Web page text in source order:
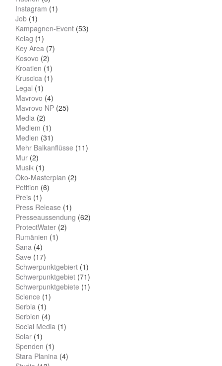
Instagram (1)
Job (1)
Kampagnen-Event (53)
Kelag (1)
Key Area (7)
Kosovo (2)
Kroatien (1)
Kruscica (1)
Legal (1)
Mavrovo (4)
Mavrovo NP (25)
Media (2)
Mediem (1)
Medien (31)
Mehr Balkanflüsse (11)
Mur (2)
Musik (1)
Öko-Masterplan (2)
Petition (6)
Preis (1)
Press Release (1)
Presseaussendung (62)
ProtectWater (2)
Rumänien (1)
Sana (4)
Save (17)
Schwerpunktgebiert (1)
Schwerpunktgebiet (71)
Schwerpunktgebiete (1)
Science (1)
Serbia (1)
Serbien (4)
Social Media (1)
Solar (1)
Spenden (1)
Stara Planina (4)